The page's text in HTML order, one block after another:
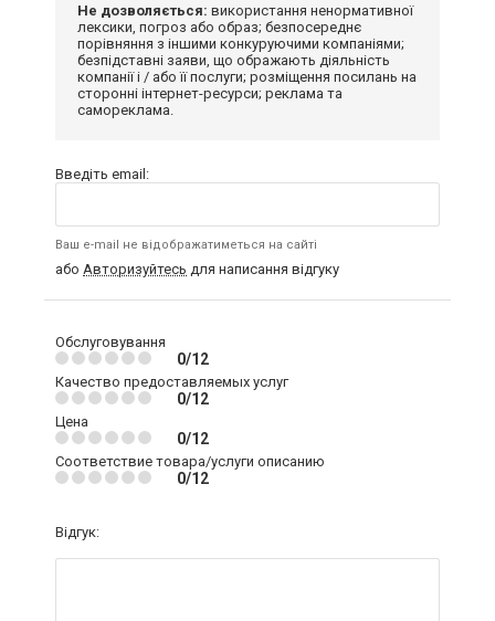
Не дозволяється: використання ненормативної
лексики, погроз або образ; безпосереднє
порівняння з іншими конкуруючими компаніями;
безпідставні заяви, що ображають діяльність
компанії і / або її послуги; розміщення посилань на
сторонні інтернет-ресурси; реклама та
самореклама.
Введіть email:
Ваш e-mail не відображатиметься на сайті
або Авторизуйтесь для написання відгуку
Обслуговування
0/12
Качество предоставляемых услуг
0/12
Цена
0/12
Соответствие товара/услуги описанию
0/12
Відгук: